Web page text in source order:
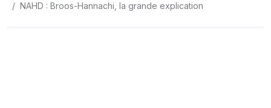
NAHD : Broos-Hannachi, la grande explication